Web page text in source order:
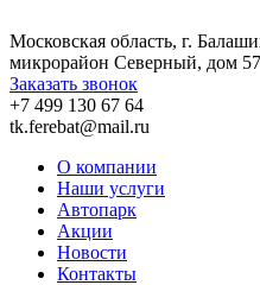
Московская область, г.
микрорайон Северный, дом 57
Заказать звонок
+7 499 130 67 64
tk.ferebat@mail.ru
О компании
Наши услуги
Автопарк
Акции
Новости
Контакты